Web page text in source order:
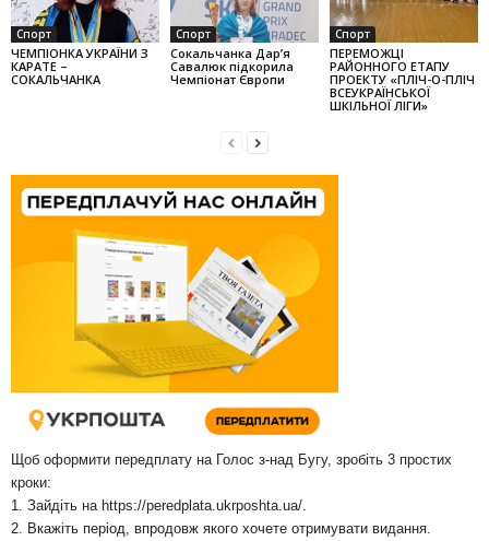
Спорт
ЧЕМПІОНКА УКРАЇНИ З
КАРАТЕ –
СОКАЛЬЧАНКА
Спорт
Сокальчанка Дар’я
Савалюк підкорила
Чемпіонат Європи
Спорт
ПЕРЕМОЖЦІ
РАЙОННОГО ЕТАПУ
ПРОЕКТУ «ПЛІЧ-О-ПЛІЧ
ВСЕУКРАЇНСЬКОЇ
ШКІЛЬНОЇ ЛІГИ»
Щоб оформити передплату на Голос з-над Бугу, зробіть 3 простих
кроки:
1. Зайдіть на https://peredplata.ukrposhta.ua/
2. Вкажіть період, впродовж якого хочете отримувати видання.